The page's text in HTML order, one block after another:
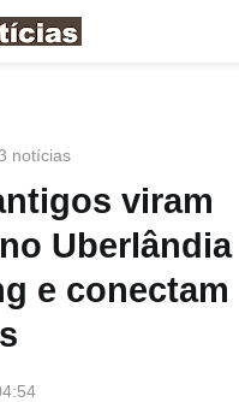
notícias
viram
Uberlândia
e conectam